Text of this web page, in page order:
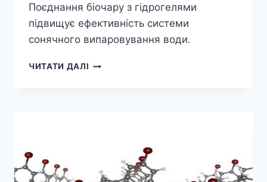
Поєднання біочару з гідрогелями
підвищує ефективність системи
сонячного випаровування води.
ЧИТАТИ ДАЛІ ГІБРИД
ДИСТИЛЯЦІЇ
НОВИХ